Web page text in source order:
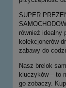
SUPER
również idealny
kolekcjonerów
zabawy do
Nasz brelok
kluczyków – to
go zobaczy.